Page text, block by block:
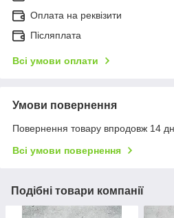
Оплата на реквізити
Післяплата
Всі умови оплати
Умови повернення
Повернення товару впродовж 14
Всі умови повернення
Подібні товари компанії